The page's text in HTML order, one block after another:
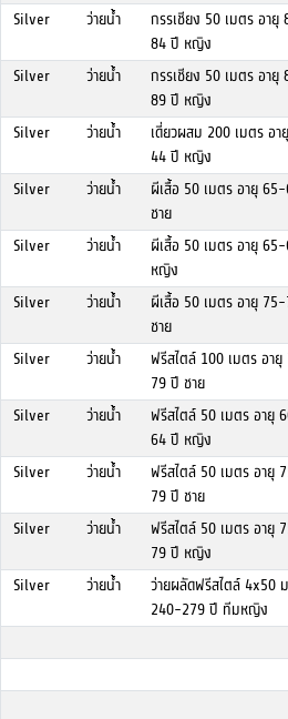
Silver ว่ายน้ำ
กรรเชียง 50 เมตร อายุ
84 ปี หญิง
Silver ว่ายน้ำ
กรรเชียง 50 เมตร อายุ
89 ปี หญิง
Silver ว่ายน้ำ
เดี่ยวผสม 200 เมตร อ
44 ปี หญิง
Silver ว่ายน้ำ
ผีเสื้อ 50 เมตร อายุ
ชาย
Silver ว่ายน้ำ
ผีเสื้อ 50 เมตร อายุ
หญิง
Silver ว่ายน้ำ
ผีเสื้อ 50 เมตร อายุ
ชาย
Silver ว่ายน้ำ
ฟรีสไตล์ 100 เมตร อา
79 ปี ชาย
Silver ว่ายน้ำ
ฟรีสไตล์ 50 เมตร อายุ
64 ปี หญิง
Silver ว่ายน้ำ
ฟรีสไตล์ 50 เมตร อายุ
79 ปี ชาย
Silver ว่ายน้ำ
ฟรีสไตล์ 50 เมตร อายุ
79 ปี หญิง
Silver ว่ายน้ำ
ว่ายผลัดฟรีสไตล์ 4x50
240-279 ปี ทีมหญิง